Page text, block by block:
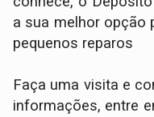
a sua melhor opção
pequenos reparos
Faça uma visita e
informações, entre